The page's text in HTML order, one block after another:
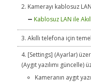
Kamerayı kablosuz
Kablosuz LAN ile
Akıllı telefona için
[Settings] (Ayarlar)
(Aygıt yazılımı güncelle)
Kameranın aygıt